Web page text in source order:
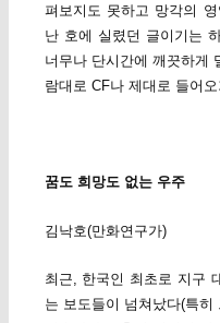
펴보지도 못하고 망각의
난 호에 실렸던 글이기는
너무나 단시간에 깨끗하게
람대로 CF나 제대로 들어
꿈도 희망도 없는 우주
김낙호(만화연구가)
최근, 한국인 최초로 지구
는 보도들이 넘쳐났다(특